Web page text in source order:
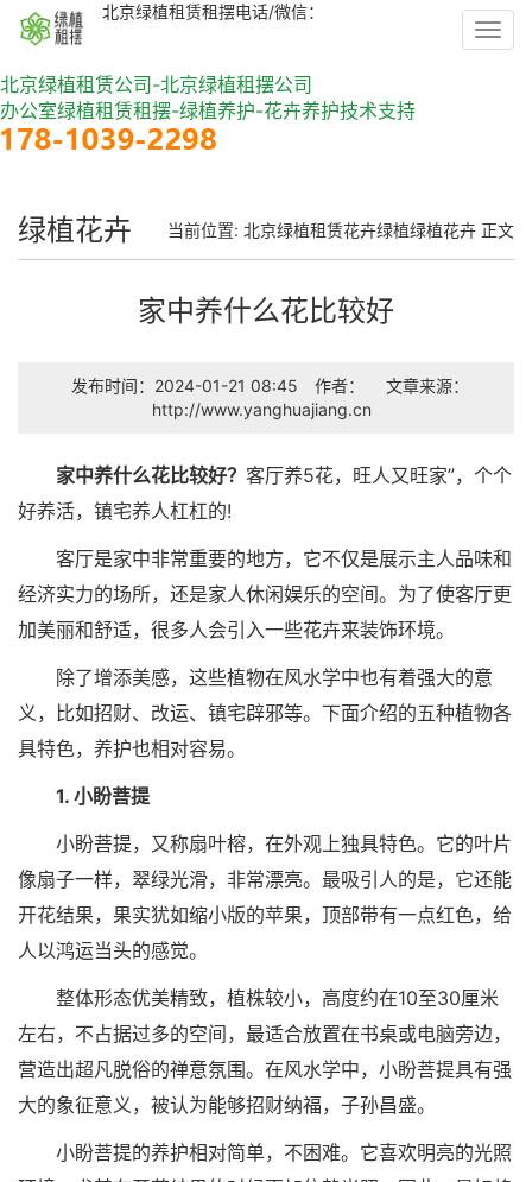
北京绿植租赁公司-北京绿植租摆公司
办公室绿植租赁租摆-绿植养护-花卉养护技术支持
北京绿植租赁租摆电话/微信：
绿植花卉 当前位置: 北京绿植租赁花卉绿植绿植花卉 正文
家中养什么花比较好
发布时间：2024-01-21 08:45 作者：
文章来源：
http://www.yanghuajiang.cn
家中养什么花比较好？ 客厅养5花，旺人又旺家”，个个
好养活，镇宅养人杠杠的!
客厅是家中非常重要的地方，它不仅是展示主人品味和
经济实力的场所，还是家人休闲娱乐的空间。为了使客厅更
加美丽和舒适，很多人会引入一些花卉来装饰环境。
除了增添美感，这些植物在风水学中也有着强大的意
义，比如招财、改运、镇宅辟邪等。下面介绍的五种植物各
具特色，养护也相对容易。
1. 小盼菩提
小盼菩提，又称扇叶榕，在外观上独具特色。它的叶片
像扇子一样，翠绿光滑，非常漂亮。最吸引人的是，它还能
开花结果，果实犹如缩小版的苹果，顶部带有一点红色，给
人以鸿运当头的感觉。
整体形态优美精致，植株较小，高度约在10至30厘米
左右，不占据过多的空间，最适合放置在书桌或电脑旁边，
营造出超凡脱俗的禅意氛围。在风水学中，小盼菩提具有强
大的象征意义，被认为能够招财纳福，子孙昌盛。
小盼菩提的养护相对简单，不困难。它喜欢明亮的光照